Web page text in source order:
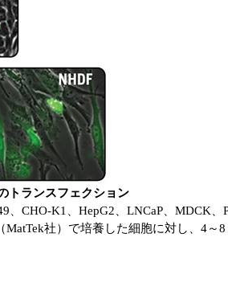
トランスフェクション
CHO-K1、HepG2、LNCaP、MDCK
社）で培養した細胞に対し、4